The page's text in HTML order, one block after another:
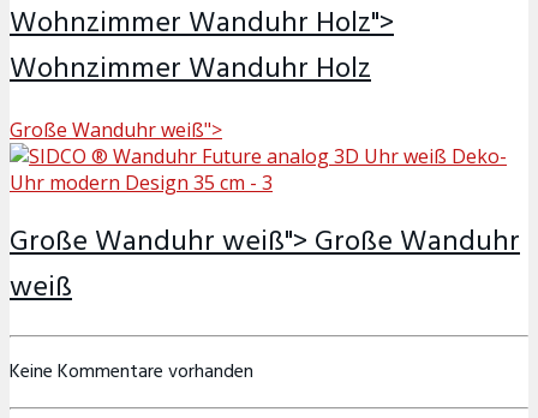
Wohnzimmer Wanduhr Holz">
Wohnzimmer Wanduhr Holz
Große Wanduhr weiß">
Große Wanduhr weiß">Große Wanduhr
weiß
Keine Kommentare vorhanden